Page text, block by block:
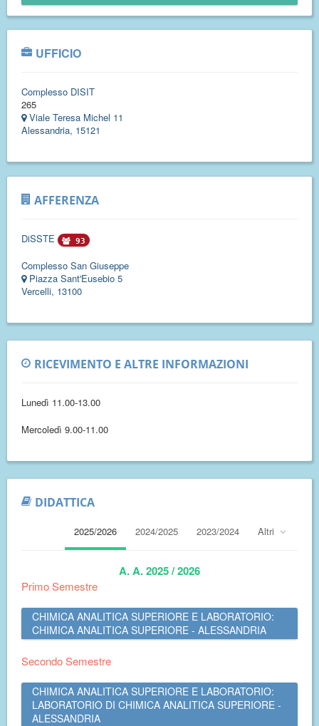
UFFICIO
Complesso DISIT
265
Viale Teresa Michel 11
Alessandria, 15121
AFFERENZA
DiSSTE 93
Complesso San Giuseppe
Piazza Sant'Eusebio 5
Vercelli, 13100
RICEVIMENTO E ALTRE INFORMAZIONI
Lunedì 11.00-13.00
Mercoledì 9.00-11.00
DIDATTICA
2025/2026 2024/2025 2023/2024 Altri
A. A. 2025 / 2026
Primo Semestre
CHIMICA ANALITICA SUPERIORE E LABORATORIO:
CHIMICA ANALITICA SUPERIORE - ALESSANDRIA
Secondo Semestre
CHIMICA ANALITICA SUPERIORE E LABORATORIO:
LABORATORIO DI CHIMICA ANALITICA SUPERIORE -
ALESSANDRIA